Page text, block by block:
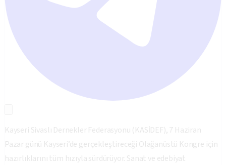
​Kayseri Sivaslı Dernekler Federasyonu (KASİDEF), 7 Haziran
Pazar günü Kayseri’de gerçekleştireceği Olağanüstü Kongre için
hazırlıklarını tüm hızıyla sürdürüyor. Sanat ve edebiyat